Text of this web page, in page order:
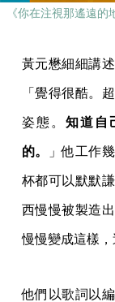
《你在注視那遙遠的
黃元懋細細講
「覺得很酷。
姿態。 知道自
的。 」他工作
杯都可以默默
西慢慢被製造
慢慢變成這樣，
他們以歌詞以